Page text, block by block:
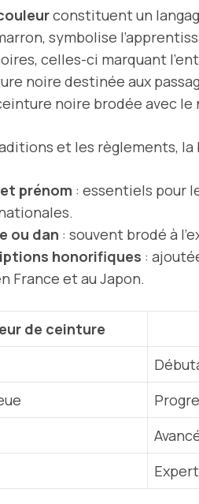
constituent un
symbolise
celles-ci marquant
noire destinée aux
noire brodée avec
et les règlements,
prénom : essentiels pour
ou dan : souvent brodé à
honorifiques :
France et au Japon.
de ceinture